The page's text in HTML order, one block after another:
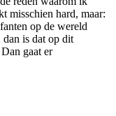
misschien hard, maar:
op de wereld
dan is dat op dit
gaat er